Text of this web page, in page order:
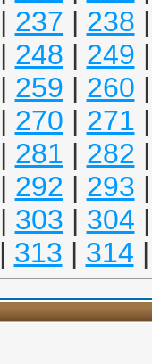
| 237 | 238
| 248 | 249
| 259 | 260
| 270 | 271
| 281 | 282
| 292 | 293
| 303 | 304
| 313 | 314